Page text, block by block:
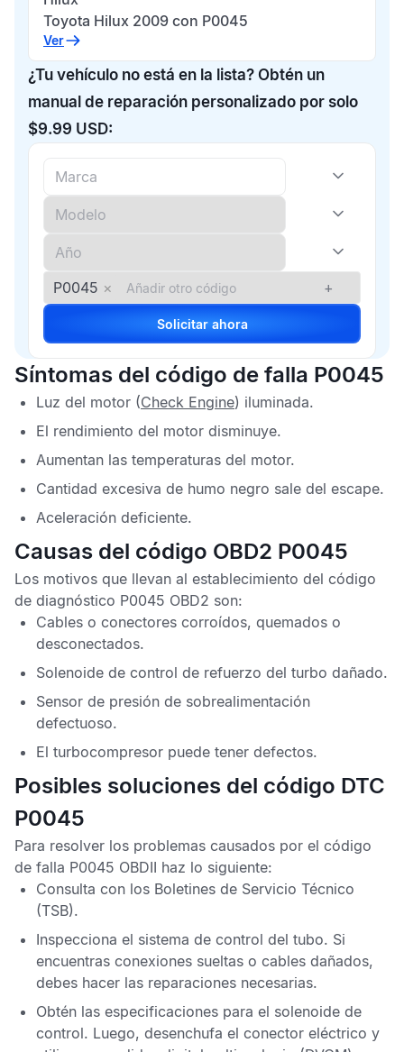
Toyota Hilux 2009 con P0045
Ver
¿Tu vehículo no está en la lista? Obtén un
manual de reparación personalizado por solo
$9.99 USD:
P0045 × +
Solicitar ahora
Síntomas del código de falla P0045
Luz del motor (Check Engine) iluminada.
El rendimiento del motor disminuye.
Aumentan las temperaturas del motor.
Cantidad excesiva de humo negro sale del escape.
Aceleración deficiente.
Causas del código OBD2 P0045
Los motivos que llevan al establecimiento del código
de diagnóstico P0045 OBD2 son:
Cables o conectores corroídos, quemados o
desconectados.
Solenoide de control de refuerzo del turbo dañado.
Sensor de presión de sobrealimentación
defectuoso.
El turbocompresor puede tener defectos.
Posibles soluciones del código DTC
P0045
Para resolver los problemas causados por el código
de falla P0045 OBDII haz lo siguiente:
Consulta con los Boletines de Servicio Técnico
(TSB).
Inspecciona el sistema de control del tubo. Si
encuentras conexiones sueltas o cables dañados,
debes hacer las reparaciones necesarias.
Obtén las especificaciones para el solenoide de
control. Luego, desenchufa el conector eléctrico y